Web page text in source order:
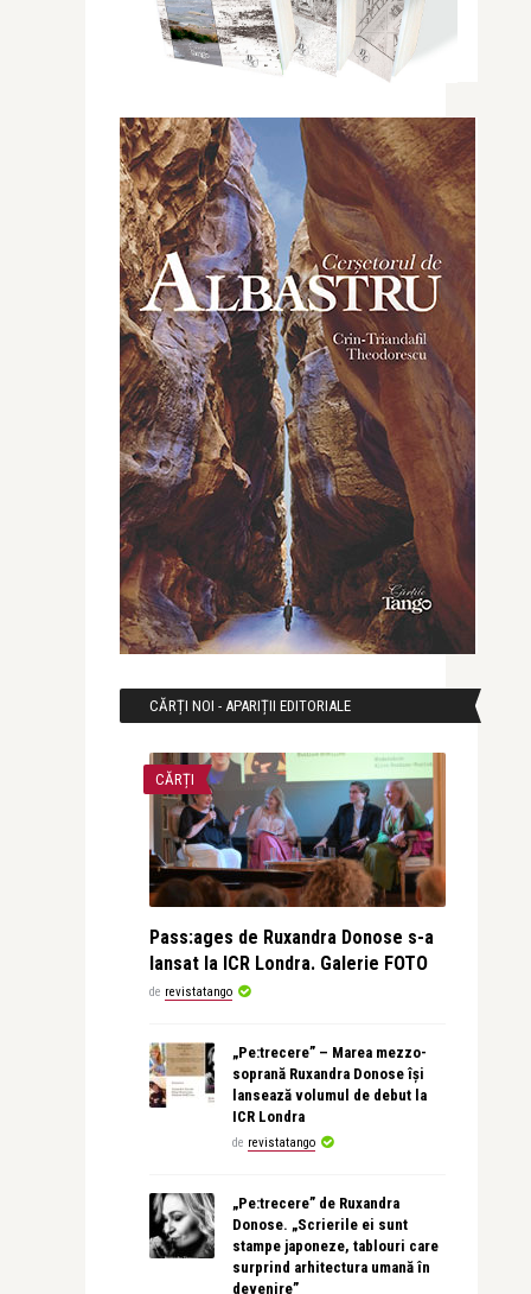
CĂRȚI NOI - APARIȚII EDITORIALE
CĂRȚI
Pass:ages de Ruxandra Donose s-a
lansat la ICR Londra. Galerie FOTO
de revistatango
„Pe:trecere” – Marea mezzo-
soprană Ruxandra Donose își
lansează volumul de debut la
ICR Londra
de revistatango
„Pe:trecere” de Ruxandra
Donose. „Scrierile ei sunt
stampe japoneze, tablouri care
surprind arhitectura umană în
devenire”